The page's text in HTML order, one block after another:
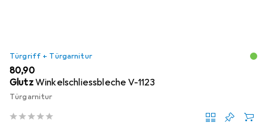
Türgriff + Türgarnitur
EUR
80,90
GlutzWinkelschliessbleche V-1123
Türgarnitur